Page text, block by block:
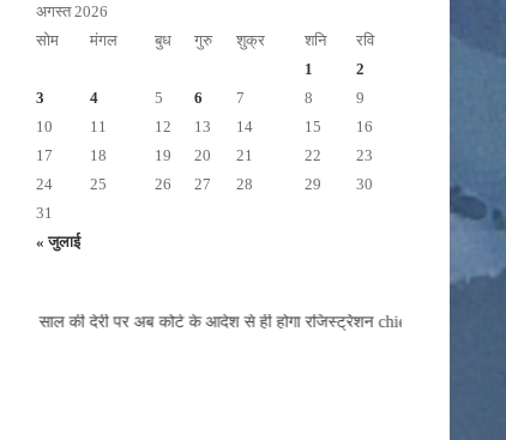
भोपाल
बुरहानपुर
उज्जैन
भोपाल
अगस्त 2026
सोम
मंगल बुध गुरु शुक्र शनि रवि
« जुलाई
1
2
3
4 5 6 7 8
9
10
11 12 13 14 15
16
17
18 19 20 21 22
23
24
25 26 27 28 29
30
31
देरी पर अब कोर्ट के आदेश से ही होगा रजिस्ट्रेशन chief editor Uttam